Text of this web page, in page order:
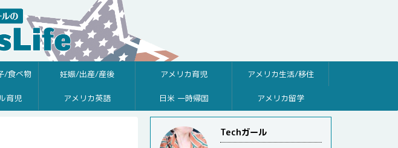
/食べ物 妊娠/出産/産後 アメリカ育児 アメリカ生活/移住
育児 アメリカ英語 日米 一時帰国 アメリカ留学
Techガール